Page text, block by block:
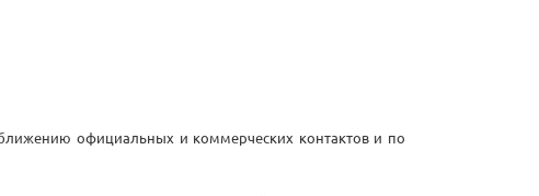
официальных и коммерческих контактов и по